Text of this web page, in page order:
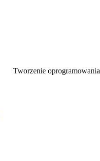
Tworzenie oprogramowania